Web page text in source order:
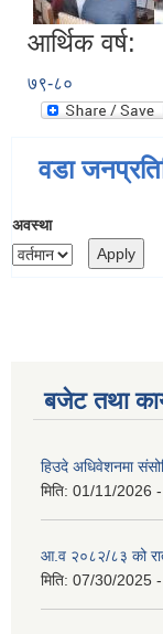
आर्थिक वर्ष:
७९-८०
वडा
अवस्था
बजेट तथा
हिउदे अधिवेशनमा
मिति: 01/11/2026
आ.व २०८२/८३ को
मिति: 07/30/2025